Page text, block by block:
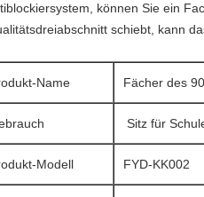
können Sie ein
schiebt, kann
Name Fächer des
Sitz für
Modell FYD-KK002